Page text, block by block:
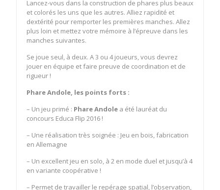
Lancez-vous dans la construction de phares plus beaux
et colorés les uns que les autres. Alliez rapidité et
dextérité pour remporter les premières manches. Allez
plus loin et mettez votre mémoire à l’épreuve dans les
manches suivantes.
Se joue seul, à deux. A 3 ou 4 joueurs, vous devrez
jouer en équipe et faire preuve de coordination et de
rigueur !
Phare Andole, les points forts :
– Un jeu primé : Phare Andole a été lauréat du
concours Educa Flip 2016 !
– Une réalisation très soignée : Jeu en bois, fabrication
en Allemagne
– Un excellent jeu en solo, à 2 en mode duel et jusqu’à 4
en variante coopérative !
– Permet de travailler le repérage spatial, l’observation,